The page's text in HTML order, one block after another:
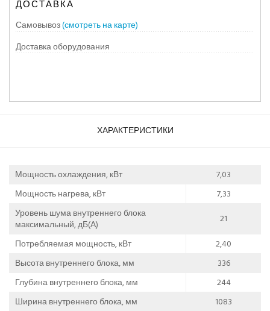
ДОСТАВКА
Самовывоз(смотреть на карте)
Доставка оборудования
ХАРАКТЕРИСТИКИ
Мощность охлаждения, кВт
7,03
Мощность нагрева, кВт
7,33
Уровень шума внутреннего блока
максимальный, дБ(А)
21
Потребляемая мощность, кВт
2,40
Высота внутреннего блока, мм
336
Глубина внутреннего блока, мм
244
Ширина внутреннего блока, мм
1083